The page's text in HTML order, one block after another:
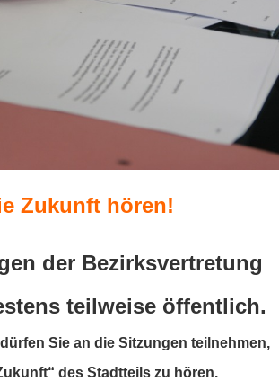
Zukunft hören!
der Bezirksvertretung
teilweise öffentlich.
Sie an die Sitzungen teilnehmen,
des Stadtteils zu hören.